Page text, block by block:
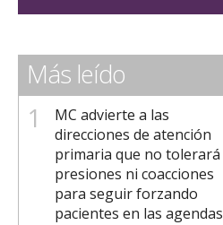
Más leído
MC advierte a las
direcciones de atención
primaria que no tolerará
presiones ni coacciones
para seguir forzando
pacientes en las agendas